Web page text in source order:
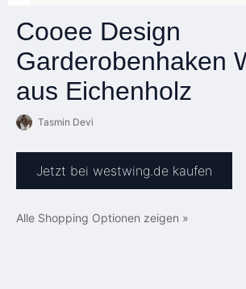
Cooee Design
Garderobenhaken
aus Eichenholz
Tasmin Devi
Jetzt bei westwing.de kaufen
Alle Shopping Optionen zeigen »